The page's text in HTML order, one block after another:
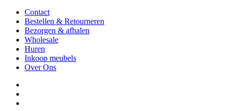
Contact
Bestellen & Retourneren
Bezorgen & afhalen
Wholesale
Huren
Inkoop meubels
Over Ons